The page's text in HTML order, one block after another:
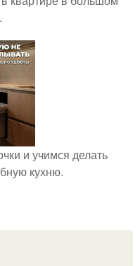
и учимся делать
кухню.